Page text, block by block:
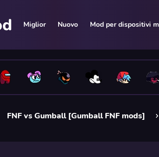
Miglior Nuovo Mod per dispositivi
FNF vs Gumball [Gumball FNF mods]